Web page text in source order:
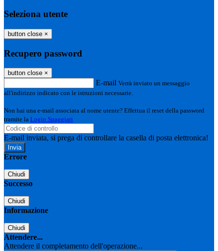
Seleziona utente
button close ×
Recupero password
button close ×
E-mail Verrà inviato un messaggio
all'indirizzo indicato con le istruzioni necessarie.
Non hai una e-mail associata al nome utente? Effettua il reset della password
tramite la Login Spaggiari
E-mail inviata, si prega di controllare la casella di posta elettronica!
Errore
Chiudi
Successo
Chiudi
Informazione
Chiudi
Attendere...
Attendere il completamento dell'operazione...